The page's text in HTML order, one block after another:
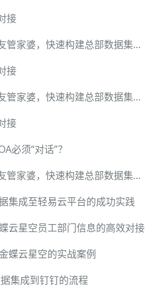
接
多经销商ERP对接金蝶用友管家婆，快速构建总部数据集成中台
接
多经销商ERP对接金蝶用友管家婆，快速构建总部数据集成中台
接
必须“对话”？
多经销商ERP对接金蝶用友管家婆，快速构建总部数据集成中台
集成至轻易云平台的成功实践
云星空员工部门信息的高效对接
蝶云星空的实战案例
集成到钉钉的流程